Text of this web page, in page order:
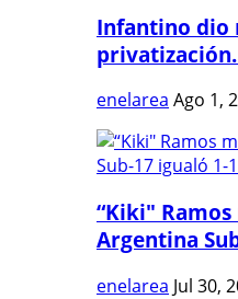
Infantino dio
enelarea Ago 1,
“Kiki"
Argentina
enelarea Jul 30,